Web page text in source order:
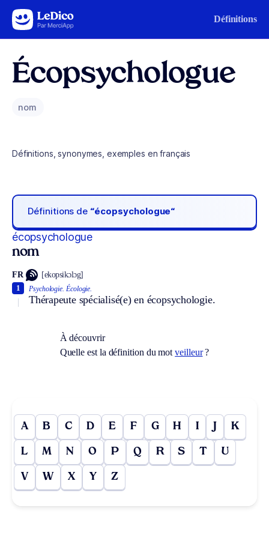
Aller au contenu Définitions
Écopsychologue
nom
Définitions, synonymes, exemples en français
Définitions de “écopsychologue“
écopsychologue
nom
FR [ekopsikɔlɔg]
Psychologie. Écologie.
Thérapeute spécialisé(e) en écopsychologie.
1
À découvrir
Quelle est la définition du motveilleur?
A B C D E F G H I J K
L M N O P Q R S T U
V W X Y Z